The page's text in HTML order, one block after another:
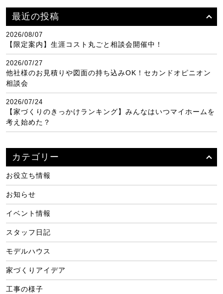
最近の投稿
2026/08/07
【限定案内】生涯コスト丸ごと相談会開催中！
2026/07/27
他社様のお見積りや図面の持ち込みOK！セカンドオピニオン
相談会
2026/07/24
【家づくりのきっかけランキング】みんなはいつマイホームを
考え始めた？
カテゴリー
お役立ち情報
お知らせ
イベント情報
スタッフ日記
モデルハウス
家づくりアイデア
工事の様子